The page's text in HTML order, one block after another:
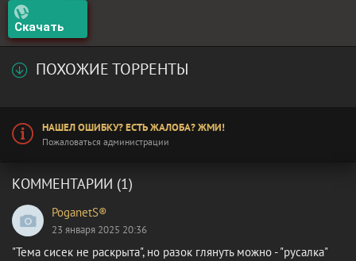
Скачать
ПОХОЖИЕ ТОРРЕНТЫ
НАШЕЛ ОШИБКУ? ЕСТЬ ЖАЛОБА? ЖМИ!
Пожаловаться администрации
КОММЕНТАРИИ (1)
PoganetS®
23 января 2025 20:36
"Тема сисек не раскрыта", но разок глянуть можно - "русалка"